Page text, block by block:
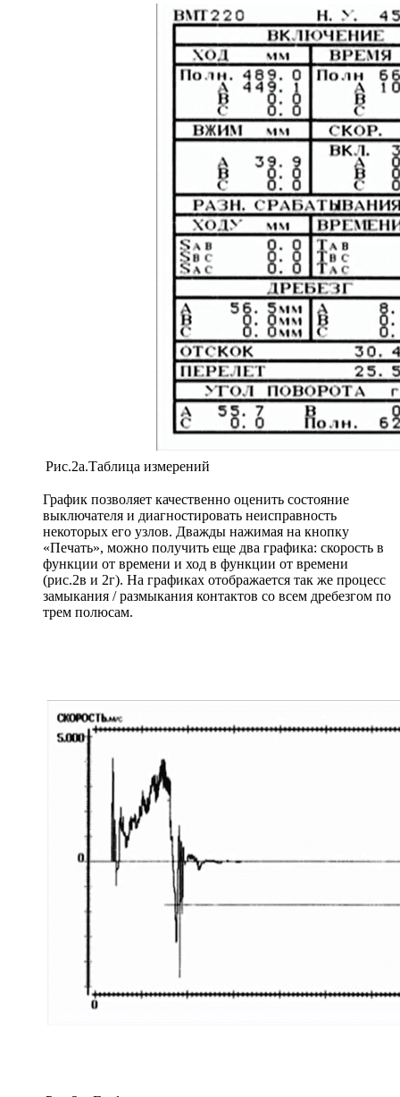
Рис.2а.Таблица измерений
График позволяет качественно оценить состояние
выключателя и диагностировать неисправность
некоторых его узлов. Дважды нажимая на кнопку
«Печать», можно получить еще два графика: скорость в
функции от времени и ход в функции от времени
(рис.2в и 2г). На графиках отображается так же процесс
замыкания / размыкания контактов со всем дребезгом по
трем полюсам.